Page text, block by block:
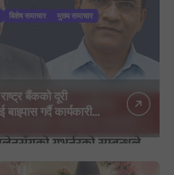
बिशेष समाचार मुख्य समाचार
बैंकको दूरी
गर्दै कार्यकारी